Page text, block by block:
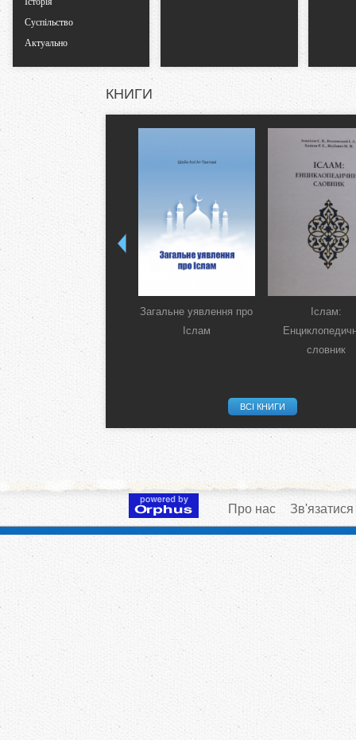
Суспільство
Актуально
КНИГИ
Загальне уявлення про
Іслам
Іслам:
словник
ВСІ КНИГИ
Про нас